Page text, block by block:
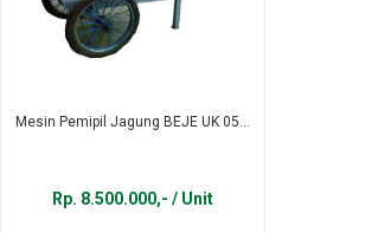
Mesin Pemipil Jagung BEJE UK 05...
Rp. 8.500.000,- / Unit